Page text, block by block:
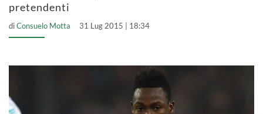
pretendenti
diConsuelo Motta 31 Lug 2015 | 18:34